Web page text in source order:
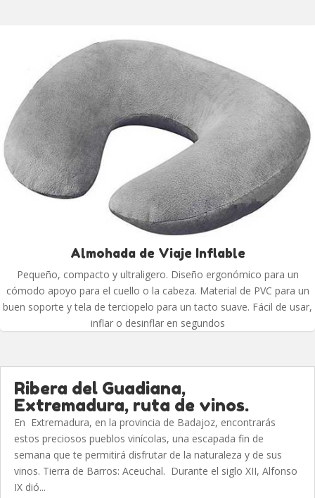
Almohada de Viaje Inflable
Pequeño, compacto y ultraligero. Diseño ergonómico para un
cómodo apoyo para el cuello o la cabeza. Material de PVC para un
buen soporte y tela de terciopelo para un tacto suave. Fácil de usar,
inflar o desinflar en segundos
Ribera del Guadiana,
Extremadura, ruta de vinos.
En Extremadura, en la provincia de Badajoz, encontrarás
estos preciosos pueblos vinícolas, una escapada fin de
semana que te permitirá disfrutar de la naturaleza y de sus
vinos. Tierra de Barros: Aceuchal. Durante el siglo XII, Alfonso
IX dió...